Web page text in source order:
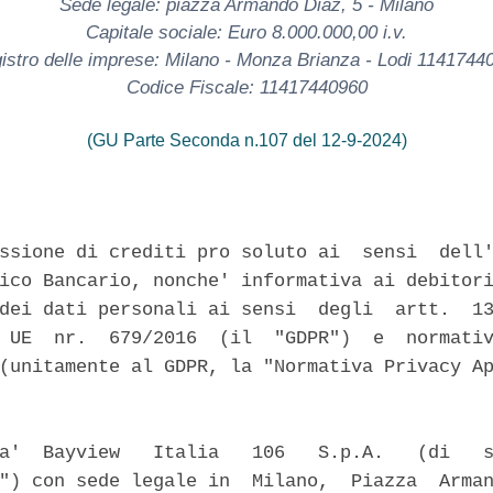
Sede legale: piazza Armando Diaz, 5 - Milano
Capitale sociale: Euro 8.000.000,00 i.v.
delle imprese: Milano - Monza Brianza - Lodi
Codice Fiscale: 11417440960
(GU Parte Seconda n.107 del 12-9-2024)